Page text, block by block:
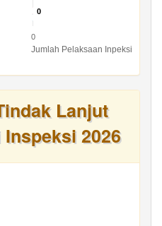
Jumlah Pelaksaan Inpeksi
0
0
0
Lanjut
2026